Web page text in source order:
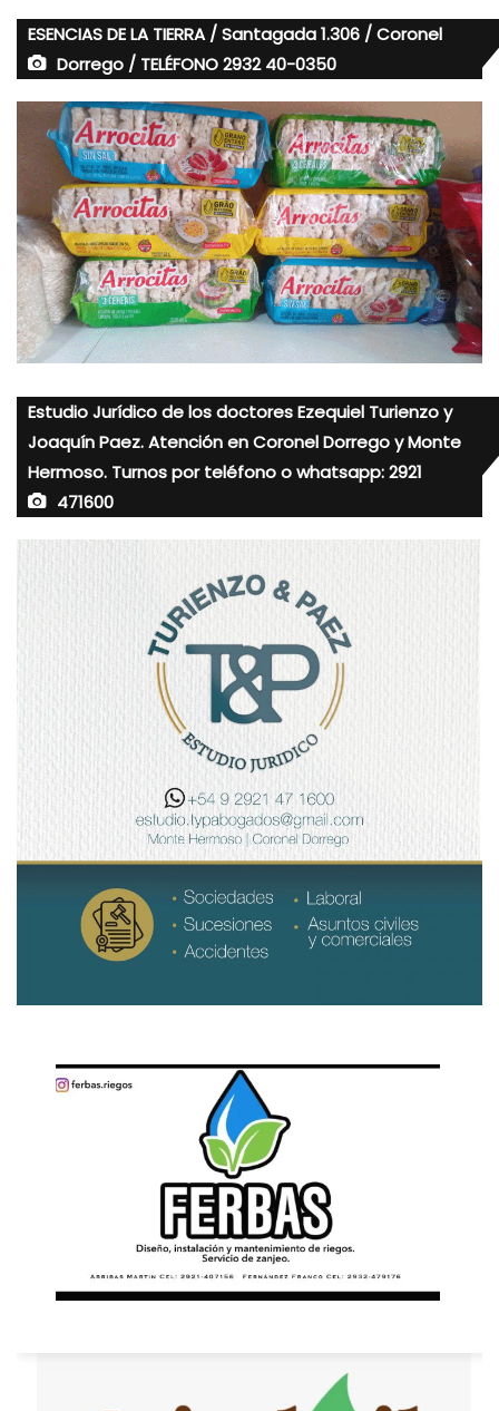
ESENCIAS DE LA TIERRA / Santagada 1.306 / Coronel
Dorrego / TELÉFONO 2932 40-0350
Estudio Jurídico de los doctores Ezequiel Turienzo y
Joaquín Paez. Atención en Coronel Dorrego y Monte
Hermoso. Turnos por teléfono o whatsapp: 2921
471600